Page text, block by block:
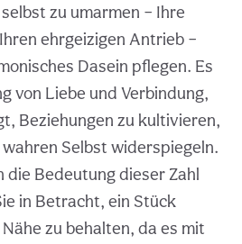
zu umarmen – Ihre
ehrgeizigen Antrieb –
Dasein pflegen. Es
von Liebe und Verbindung,
Beziehungen zu kultivieren,
Selbst widerspiegeln.
die Bedeutung dieser Zahl
in Betracht, ein Stück
zu behalten, da es mit